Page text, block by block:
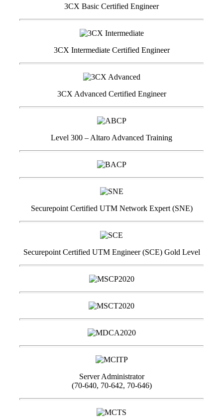
3CX Basic Certified Engineer
3CX Intermediate Certified Engineer
3CX Advanced Certified Engineer
Level 300 – Altaro Advanced Training
Securepoint Certified UTM Network Expert (SNE)
Securepoint Certified UTM Engineer (SCE) Gold Level
Server Administrator
(70-640, 70-642, 70-646)